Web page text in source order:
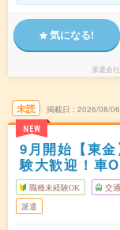
気になる!
派遣会社
未読
NEW
掲載日 2026/08/06
9月開始【東
験大歓迎！車
職種未経験OK 交
派遣